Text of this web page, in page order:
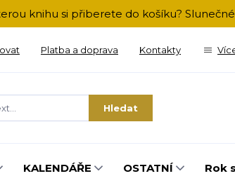
knihu si přiberete do košíku?
Platba a doprava Kontakty
Hledat
KALENDÁŘE OSTATNÍ Rok